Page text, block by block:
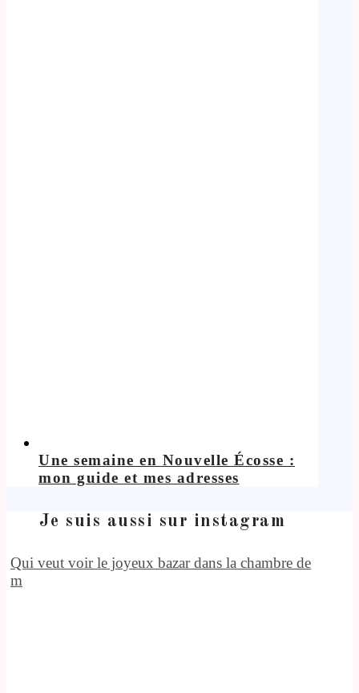
Une semaine en Nouvelle Écosse :
mon guide et mes adresses
Je suis aussi sur instagram
Qui veut voir le joyeux bazar dans la chambre de
m